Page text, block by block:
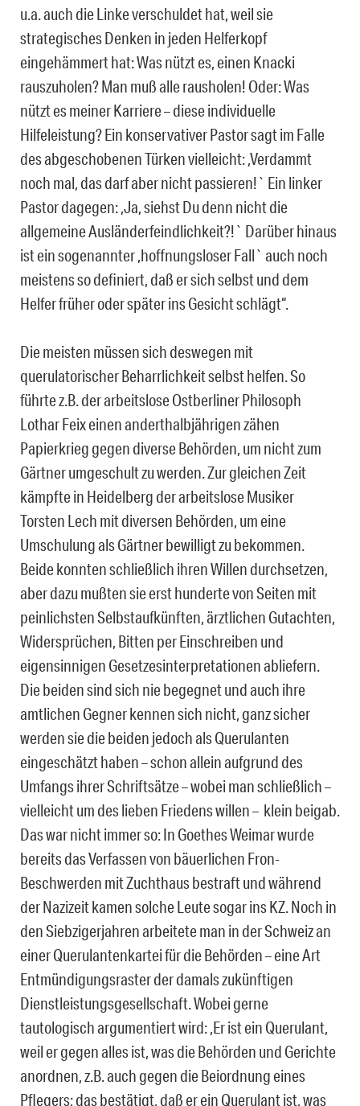
u.a. auch die Linke verschuldet hat, weil sie
strategisches Denken in jeden Helferkopf
eingehämmert hat: Was nützt es, einen Knacki
rauszuholen? Man muß alle rausholen! Oder: Was
nützt es meiner Karriere – diese individuelle
Hilfeleistung? Ein konservativer Pastor sagt im Falle
des abgeschobenen Türken vielleicht: ,Verdammt
noch mal, das darf aber nicht passieren!` Ein linker
Pastor dagegen: ,Ja, siehst Du denn nicht die
allgemeine Ausländerfeindlichkeit?!` Darüber hinaus
ist ein sogenannter ,hoffnungsloser Fall` auch noch
meistens so definiert, daß er sich selbst und dem
Helfer früher oder später ins Gesicht schlägt“.
Die meisten müssen sich deswegen mit
querulatorischer Beharrlichkeit selbst helfen. So
führte z.B. der arbeitslose Ostberliner Philosoph
Lothar Feix einen anderthalbjährigen zähen
Papierkrieg gegen diverse Behörden, um nicht zum
Gärtner umgeschult zu werden. Zur gleichen Zeit
kämpfte in Heidelberg der arbeitslose Musiker
Torsten Lech mit diversen Behörden, um eine
Umschulung als Gärtner bewilligt zu bekommen.
Beide konnten schließlich ihren Willen durchsetzen,
aber dazu mußten sie erst hunderte von Seiten mit
peinlichsten Selbstaufkünften, ärztlichen Gutachten,
Widersprüchen, Bitten per Einschreiben und
eigensinnigen Gesetzesinterpretationen abliefern.
Die beiden sind sich nie begegnet und auch ihre
amtlichen Gegner kennen sich nicht, ganz sicher
werden sie die beiden jedoch als Querulanten
eingeschätzt haben – schon allein aufgrund des
Umfangs ihrer Schriftsätze – wobei man schließlich –
vielleicht um des lieben Friedens willen – klein beigab.
Das war nicht immer so: In Goethes Weimar wurde
bereits das Verfassen von bäuerlichen Fron-
Beschwerden mit Zuchthaus bestraft und während
der Nazizeit kamen solche Leute sogar ins KZ. Noch in
den Siebzigerjahren arbeitete man in der Schweiz an
einer Querulantenkartei für die Behörden – eine Art
Entmündigungsraster der damals zukünftigen
Dienstleistungsgesellschaft. Wobei gerne
tautologisch argumentiert wird: ,Er ist ein Querulant,
weil er gegen alles ist, was die Behörden und Gerichte
anordnen, z.B. auch gegen die Beiordnung eines
Pflegers; das bestätigt, daß er ein Querulant ist, was